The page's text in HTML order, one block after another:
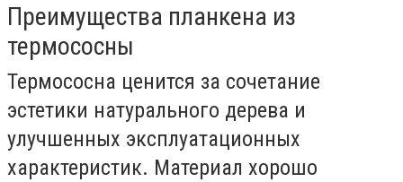
Преимущества планкена из
термососны
Термососна ценится за сочетание
эстетики натурального дерева и
улучшенных эксплуатационных
характеристик. Материал хорошо